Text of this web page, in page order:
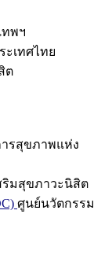
ทพฯ
ะเทศไทย
ต
รสุขภาพแห่ง
ริมสุขภาวะนิสิต
ศูนย์นวัตกรรม